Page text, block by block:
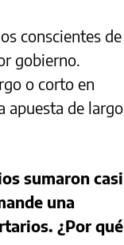
conscientes de
gobierno.
o corto en
apuesta de largo
sumaron casi
una
¿Por qué